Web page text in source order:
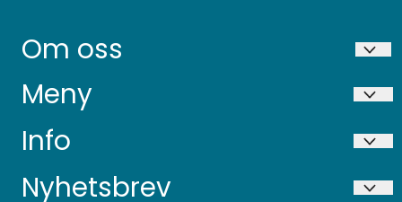
Om oss
Niigata AS
Ekservegen 36
6631 Batnfjordsøra
Org. nr. 926 408 240
Meny
Bring frakt betingelser
Om oss
Info
Bring frakt betingelser
Nyhetsbrev